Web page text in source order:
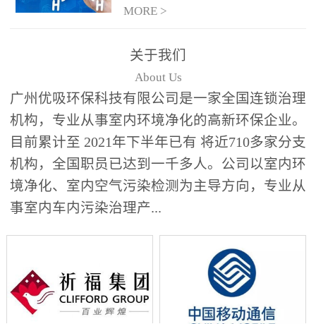
MORE >
关于我们
About Us
广州优吸环保科技有限公司是一家全国连锁治理
机构，专业从事室内环境净化的高新环保企业。
目前累计至 2021年下半年已有 将近710多家分支
机构，全国职员已达到一千多人。公司以室内环
境净化、室内空气污染检测为主导方向，专业从
事室内车内污染治理产...